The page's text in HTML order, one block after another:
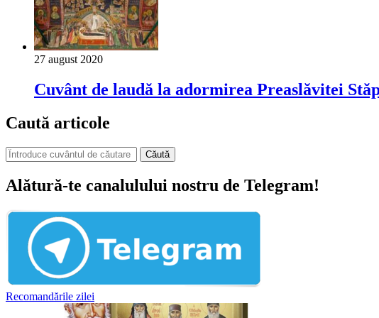
27 august 2020
Cuvânt de laudă la adormirea Preaslăvitei
Caută articole
Căută
Alătură-te canalulului nostru de Telegram!
Recomandările zilei